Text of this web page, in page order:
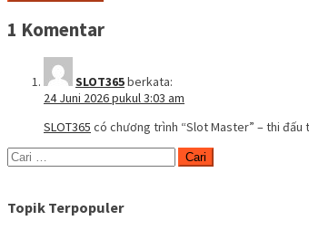
1 Komentar
SLOT365berkata:
24 Juni 2026 pukul 3:03 am
SLOT365 có chương trình “Slot Master” – thi
Cari
untuk:
Topik Terpopuler